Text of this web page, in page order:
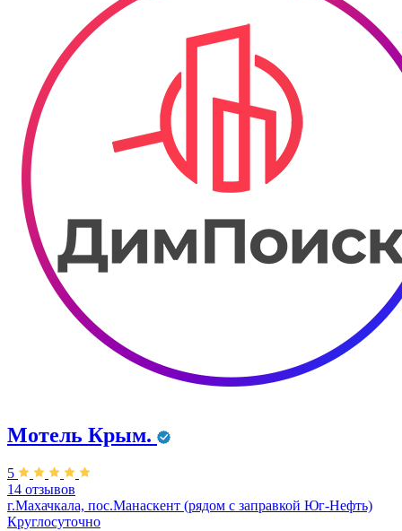
Мотель Крым.
5
14 отзывов
г.Махачкала, пос.Манаскент (рядом с заправкой Юг-Нефть)
Круглосуточно